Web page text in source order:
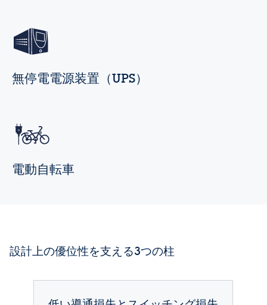
無停電電源装置（UPS）
電動自転車
設計上の優位性を支える3つの柱